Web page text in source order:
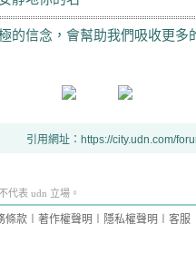
的信念，會幫助我們吸收更多
引用網址：https://city.udn.com/
代表 udn 立場。
條款 著作權聲明 隱私權聲明 客服